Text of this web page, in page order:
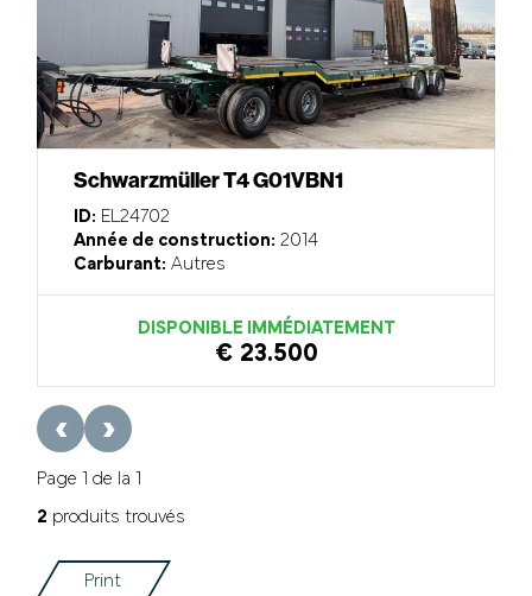
Schwarzmüller T4 G01VBN1
ID: EL24702
Année de construction: 2014
Carburant: Autres
DISPONIBLE IMMÉDIATEMENT
€ 23.500
‹ ›
Page 1 de la 1
2 produits trouvés
Print